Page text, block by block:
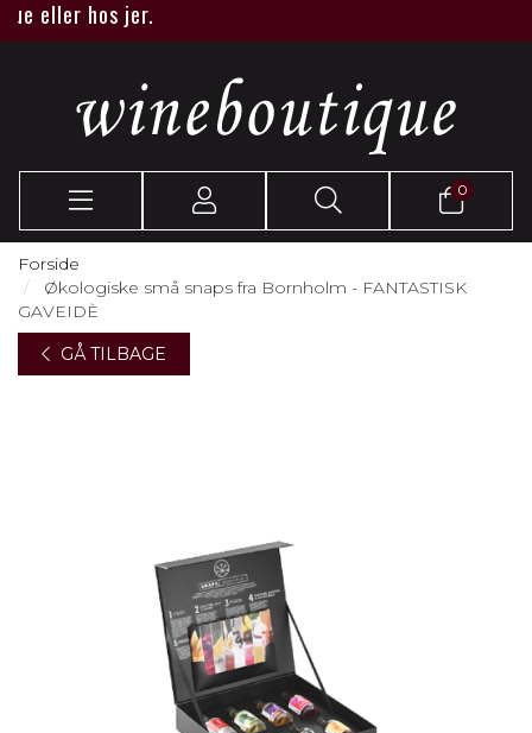
eller hos jer.
0
Forside
Økologiske små snaps fra Bornholm - FANTASTISK
GAVEIDÈ
GÅ TILBAGE